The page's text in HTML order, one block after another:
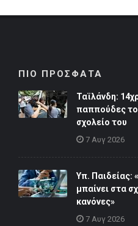
ΠΙΟ ΠΡΟΣΦΑΤΑ
Ταϊλάνδη:
παππούδες
σχολείο του
7 Αυγ 2026
Υπ. Παιδείας:
μπαίνει στα
κανόνες»
7 Αυγ 2026